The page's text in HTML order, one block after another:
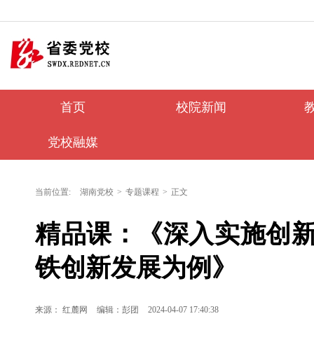
首页 校院新闻
党校融媒
当前位置: 湖南党校 > 专题课程 > 正文
精品课：《深入实施创
铁创新发展为例》
来源： 红麓网 编辑：彭团 2024-04-07 17:40:38